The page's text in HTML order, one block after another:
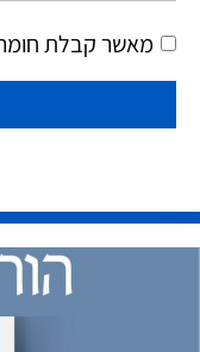
מאשר קבלת חומר